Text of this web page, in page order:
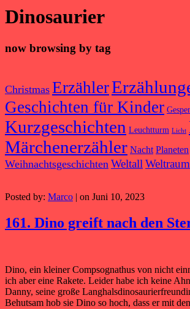
Dinosaurier
now browsing by tag
Christmas Erzähler
Geschichten für Kinder
Kurzgeschichten Leuchtturm Licht
Märchenerzähler Nacht Planeten
Weihnachtsgeschichten WeltallWeltraum
Posted by: Marco | on Juni 10, 2023
161. Dino greift nach den
Dino, ein kleiner Compsognathus von nicht
ich aber eine Rakete. Leider habe ich keine
Danny, seine große
Behutsam hob sie Dino so hoch, dass er mit